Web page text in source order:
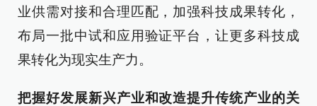
业供需对接和合理匹配，加强科技成果转化，
布局一批中试和应用验证平台，让更多科技成
果转化为现实生产力。
把握好发展新兴产业和改造提升传统产业的关